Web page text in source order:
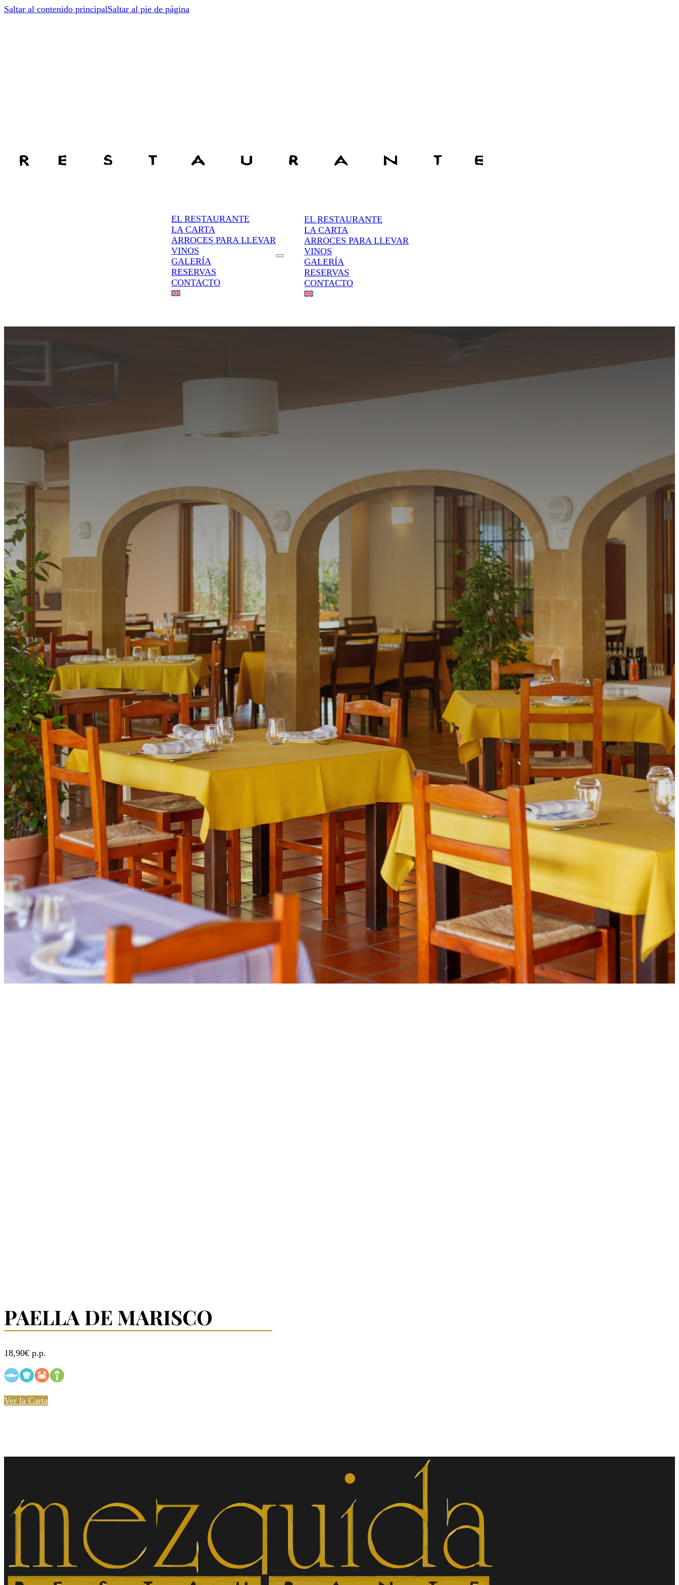
Saltar al contenido principalSaltar al pie de página
EL RESTAURANTE
LA CARTA
ARROCES PARA LLEVAR
VINOS
GALERÍA
RESERVAS
CONTACTO
EL RESTAURANTE
LA CARTA
ARROCES PARA LLEVAR
VINOS
GALERÍA
RESERVAS
CONTACTO
PAELLA DE MARISCO
18,90€ p.p.
Ver la Carta